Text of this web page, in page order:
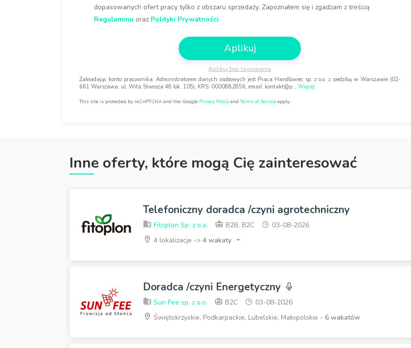
dopasowanych ofert pracy tylko z obszaru sprzedaży. Zapoznałem się i zgadzam z treścią
Regulaminu oraz Polityki Prywatności
Aplikuj
Aplikuj bez logowania
Zakładając konto pracownika: Administratorem danych osobowych jest Praca Handlowiec sp. z o.o. z siedzibą w Warszawie (02-
661 Warszawa, ul. Wita Stwosza 48 lok. 105), KRS: 0000882856, email: kontakt@p... Więcej
This site is protected by reCAPTCHA and the Google Privacy Policy andTerms of Service apply.
Inne oferty, które mogą Cię zainteresować
Telefoniczny doradca /czyni agrotechniczny
Fitoplon Sp. z o.o. B2B, B2C
03-08-2026
4 lokalizacje -> 4 wakaty
Doradca /czyni Energetyczny
Sun Fee sp. z o.o. B2C
03-08-2026
Świętokrzyskie, Podkarpackie, Lubelskie, Małopolskie - 6 wakatów